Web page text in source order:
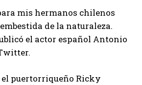
mis hermanos chilenos
de la naturaleza.
el actor español Antonio
el puertorriqueño Ricky